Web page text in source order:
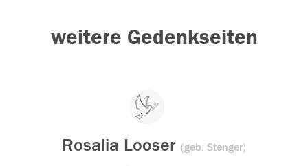
weitere Gedenkseiten
Rosalia Looser (geb. Stenger)